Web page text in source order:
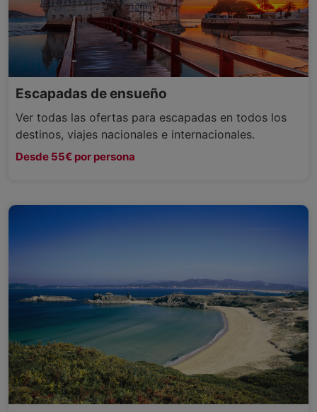
Escapadas de ensueño
Ver todas las ofertas para escapadas en todos los
destinos, viajes nacionales e internacionales.
Desde 55€ por persona